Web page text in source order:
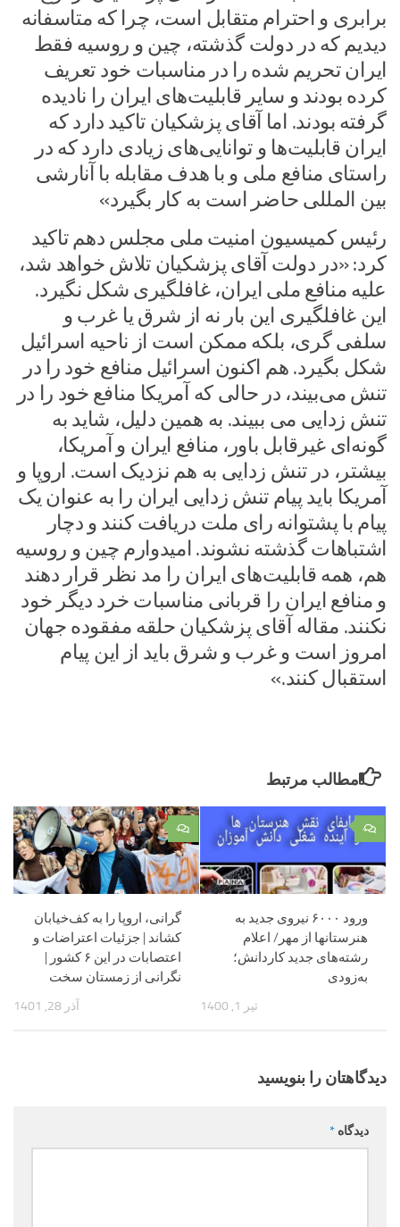
برابری و احترام متقابل است، چرا که متاسفانه
دیدیم که در دولت گذشته، چین و روسیه فقط
ایران تحریم شده را در مناسبات خود تعریف
کرده بودند و سایر قابلیت‌های ایران را نادیده
گرفته بودند. اما آقای پزشکیان تاکید دارد که
ایران قابلیت‌ها و توانایی‌های زیادی دارد که در
راستای منافع ملی و با هدف مقابله با آنارشی
بین المللی حاضر است به کار بگیرد»
رئیس کمیسیون امنیت ملی مجلس دهم تاکید
کرد: «در دولت آقای پزشکیان تلاش خواهد شد،
علیه منافع ملی ایران، غافلگیری شکل نگیرد.
این غافلگیری این بار نه از شرق یا غرب و
سلفی گری، بلکه ممکن است از ناحیه اسرائیل
شکل بگیرد. هم اکنون اسرائیل منافع خود را در
تنش می‌بیند، در حالی که آمریکا منافع خود را در
تنش زدایی می ببیند. به همین دلیل، شاید به
گونه‌ای غیرقابل باور، منافع ایران و آمریکا،
بیشتر، در تنش زدایی به هم نزدیک است. اروپا و
آمریکا باید پیام تنش زدایی ایران را به عنوان یک
پیام با پشتوانه رای ملت دریافت کنند و دچار
اشتباهات گذشته نشوند. امیدوارم چین و روسیه
هم، همه قابلیت‌های ایران را مد نظر قرار دهند
و منافع ایران را قربانی مناسبات خرد دیگر خود
نکنند. مقاله آقای پزشکیان حلقه مفقوده جهان
امروز است و غرب و شرق باید از این پیام
استقبال کنند.»
مطالب مرتبط
۰
گرانی، اروپا را به کف‌خیابان
کشاند | جزئیات اعتراضات و
اعتصابات در این ۶ کشور |
نگرانی از زمستان سخت
آذر 28, 1401
۰
ورود ۶۰۰۰ نیروی جدید به
هنرستانها از مهر/ اعلام
رشته‌های جدید کاردانش؛
به‌زودی
تیر 1, 1400
دیدگاهتان را بنویسید
دیدگاه *